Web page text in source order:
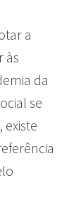
a
às
da
se